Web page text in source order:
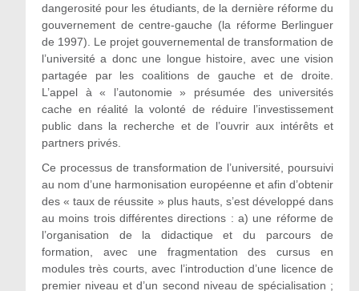
dangerosité pour les étudiants, de la dernière réforme du
gouvernement de centre-gauche (la réforme Berlinguer
de 1997). Le projet gouvernemental de transformation de
l’université a donc une longue histoire, avec une vision
partagée par les coalitions de gauche et de droite.
L’appel à « l’autonomie » présumée des universités
cache en réalité la volonté de réduire l’investissement
public dans la recherche et de l’ouvrir aux intérêts et
partners privés.
Ce processus de transformation de l’université, poursuivi
au nom d’une harmonisation européenne et afin d’obtenir
des « taux de réussite » plus hauts, s’est développé dans
au moins trois différentes directions : a) une réforme de
l’organisation de la didactique et du parcours de
formation, avec une fragmentation des cursus en
modules très courts, avec l’introduction d’une licence de
premier niveau et d’un second niveau de spécialisation ;